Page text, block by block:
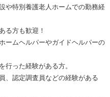
や特別養護老人ホームでの勤務経
る方も歓迎！
ームヘルパーやガイドヘルパーの
行った経験がある方。
、認定調査員などの経験がある